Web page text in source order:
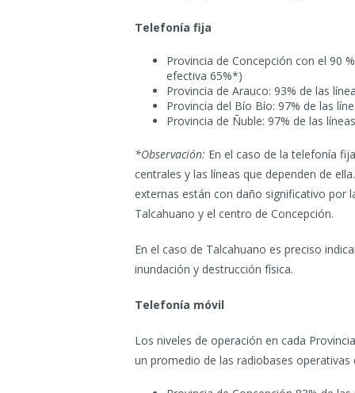
Telefonía fija
Provincia de Concepción con el 90
efectiva 65%*)
Provincia de Arauco: 93% de las
Provincia del Bío Bío: 97% de las
Provincia de Ñuble: 97% de las
*Observación: En el caso de la telefonía
centrales y las líneas que dependen de
externas están con daño significativo por
Talcahuano y el centro de Concepción.
En el caso de Talcahuano es preciso
inundación y destrucción física.
Telefonía móvil
Los niveles de operación en cada
un promedio de las radiobases operativas